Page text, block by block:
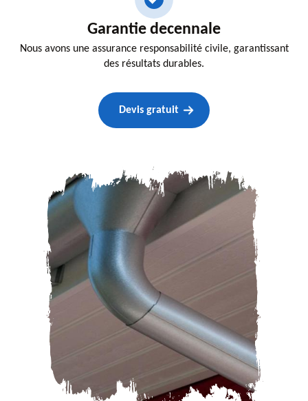
Garantie decennale
Nous avons une assurance responsabilité civile, garantissant
des résultats durables.
Devis gratuit